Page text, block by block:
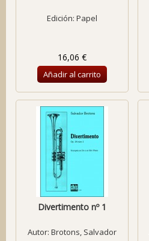
Edición: Papel
16,06 €
Añadir al carrito
Divertimento nº 1
Autor: Brotons, Salvador